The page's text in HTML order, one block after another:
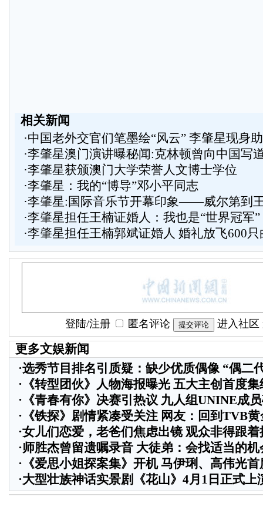
相关新闻
·中国老外交官们笔墨绘“风云” 李肇星现身
·李肇星澳门演讲曝秘闻:克林顿曾向中国写
·李肇星获颁澳门大学荣誉人文博士学位
·李肇星：我的“博导”邓小平同志
·李肇星:国际音乐节开幕印象——威尔第到
·李肇星担任王楠证婚人：我也是“世界冠军”
·李肇星担任王楠郭斌证婚人 婚礼放飞600只
登陆/注册 匿名评论 进入社区
更多文娱新闻
·选秀节目排名引质疑：缺少优质偶像 “偶二
· 《转型团伙》人物海报曝光 五大主创首度集
· 《青春有你》决赛引热议 九人组UNINE成
· 《铁探》剧情紧凑受关注 网友：回到TVB
·女儿们恋爱，老爸们焦虑出镜 观众非得跟着
·师胜杰曾留遗嘱录音 大徒弟：会找适当的机
· 《爱思小姐探案集》开机 马伊琍、高伟光
·大型壮族神话实景剧《花山》4月1日正式上